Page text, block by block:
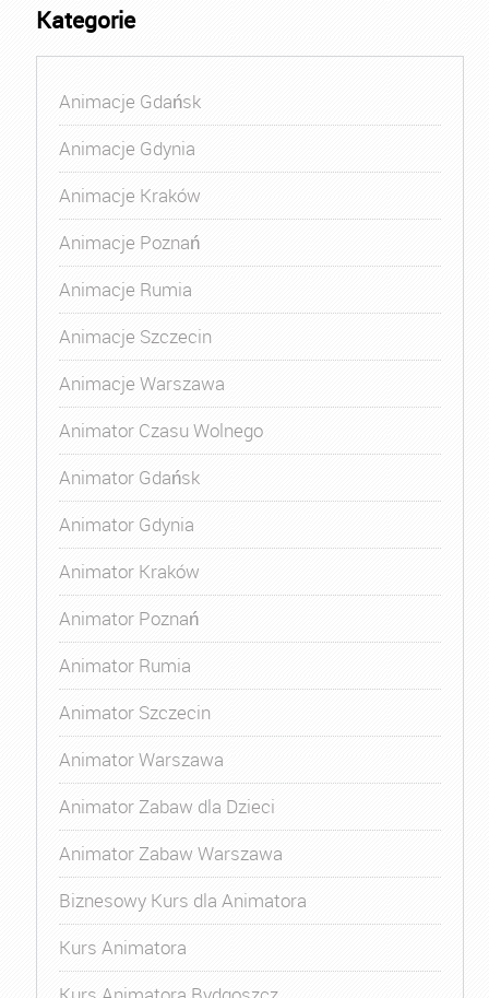
Kategorie
Animacje Gdańsk
Animacje Gdynia
Animacje Kraków
Animacje Poznań
Animacje Rumia
Animacje Szczecin
Animacje Warszawa
Animator Czasu Wolnego
Animator Gdańsk
Animator Gdynia
Animator Kraków
Animator Poznań
Animator Rumia
Animator Szczecin
Animator Warszawa
Animator Zabaw dla Dzieci
Animator Zabaw Warszawa
Biznesowy Kurs dla Animatora
Kurs Animatora